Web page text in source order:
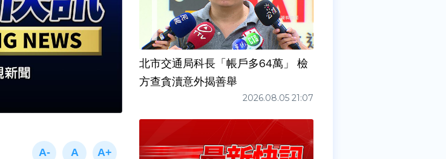
北市交通局科長「帳戶多64萬」 檢
方查貪瀆意外揭善舉
2026.08.05 21:07